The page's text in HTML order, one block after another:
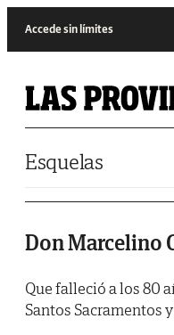
Accede sin límites
Esquelas
Don Marcelino
Que falleció a los 80
Santos Sacramentos